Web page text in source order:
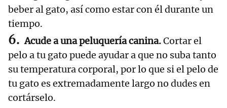
beber al gato, así como estar con él durante un
tiempo.
Acude a una peluquería canina.Cortar el
pelo a tu gato puede ayudar a que no suba tanto
su temperatura corporal, por lo que si el pelo de
tu gato es extremadamente largo no dudes en
cortárselo.